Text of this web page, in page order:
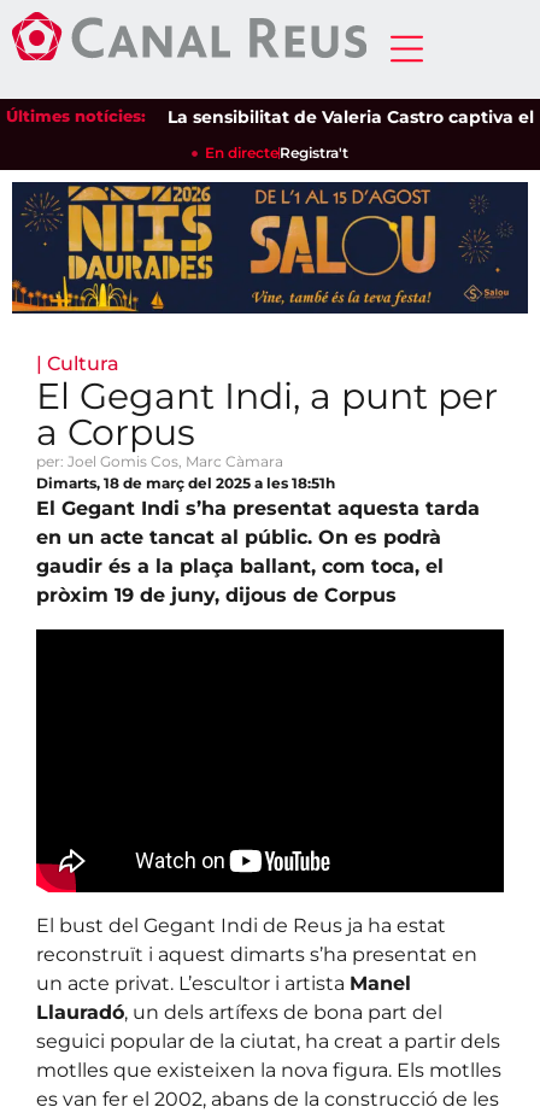
Últimes notícies:La sensibilitat de Valeria Castro captiva el
En directeRegistra't
| Cultura
El Gegant Indi, a punt per
a Corpus
per: Joel Gomis Cos, Marc Càmara
Dimarts, 18 de març del 2025 a les 18:51h
El Gegant Indi s’ha presentat aquesta tarda
en un acte tancat al públic. On es podrà
gaudir és a la plaça ballant, com toca, el
pròxim 19 de juny, dijous de Corpus
El bust del Gegant Indi de Reus ja ha estat
reconstruït i aquest dimarts s’ha presentat en
un acte privat. L’escultor i artista Manel
Llauradó, un dels artífexs de bona part del
seguici popular de la ciutat, ha creat a partir dels
motlles que existeixen la nova figura. Els motlles
es van fer el 2002, abans de la construcció de les